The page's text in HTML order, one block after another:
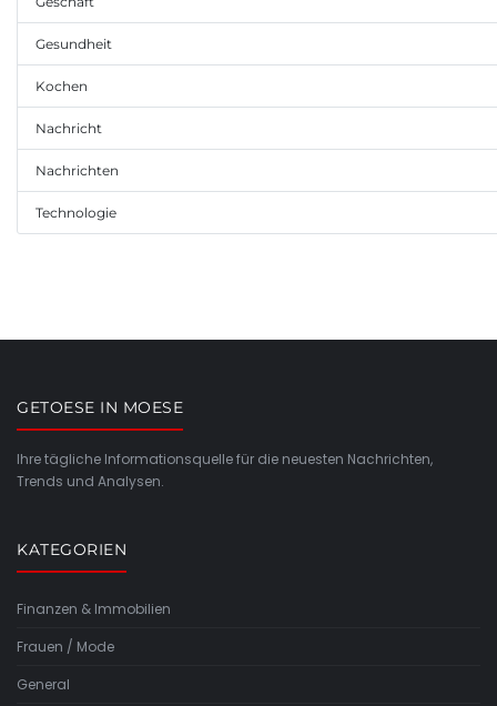
Gesundheit
Kochen
Nachricht
Nachrichten
Technologie
GETOESE IN MOESE
Ihre tägliche Informationsquelle für die neuesten Nachrichten,
Trends und Analysen.
KATEGORIEN
Finanzen & Immobilien
Frauen / Mode
General